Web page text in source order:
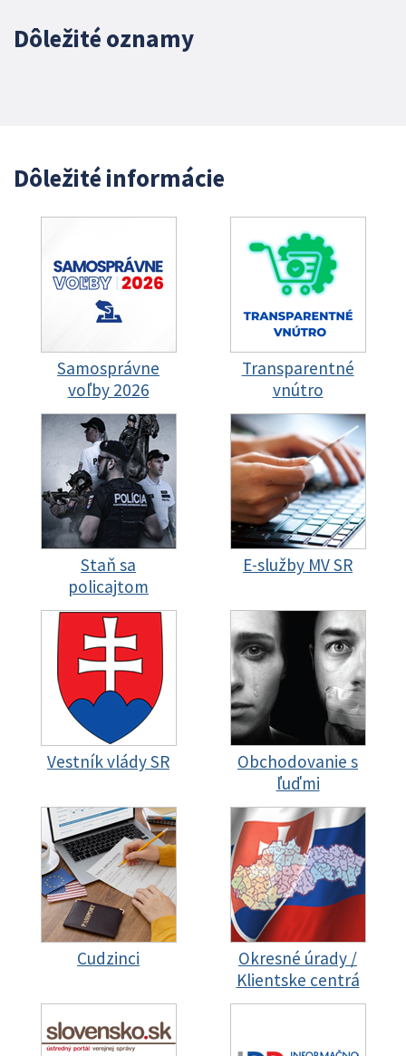
Dôležité oznamy
Dôležité informácie
Samosprávne
voľby 2026
Transparentné
vnútro
Staň sa
policajtom
E-služby MV SR
Vestník vlády SR
Obchodovanie s
ľuďmi
Cudzinci
Okresné úrady /
Klientske centrá